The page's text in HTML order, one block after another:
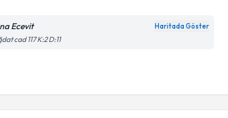
Ecevit Haritada Göster
cad 117 K:2 D:11